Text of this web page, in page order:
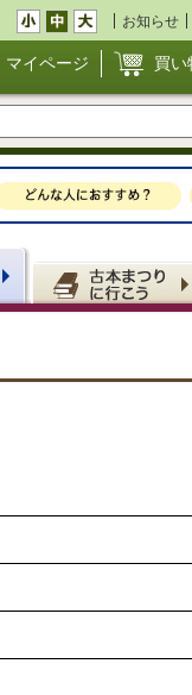
お知らせ
マイページ 買い